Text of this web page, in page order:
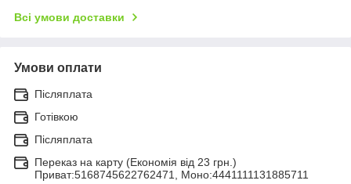
Всі умови доставки
Умови оплати
Післяплата
Готівкою
Післяплата
Переказ на карту (Економія від 23 грн.)
Приват:5168745622762471, Моно:4441111131885711